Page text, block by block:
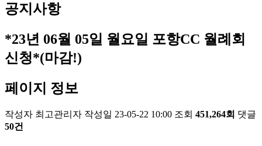
공지사항
*23년 06월 05일 월요일 포항CC 월례회
신청*(마감!)
페이지 정보
작성자 최고관리자 작성일 23-05-22 10:00 조회 451,264회 댓글
50건